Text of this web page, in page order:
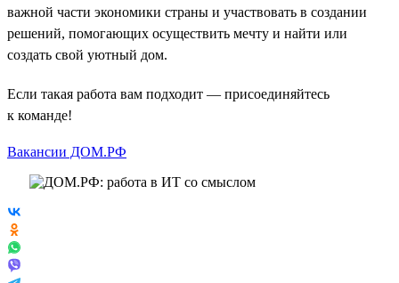
важной части экономики страны и участвовать в создании
решений, помогающих осуществить мечту и найти или
создать свой уютный дом.
Если такая работа вам подходит — присоединяйтесь
к команде!
Вакансии ДОМ.РФ